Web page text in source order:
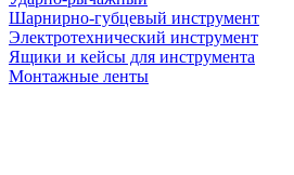
Шарнирно-губцевый инструмент
Электротехнический инструмент
Ящики и кейсы для инструмента
Монтажные ленты